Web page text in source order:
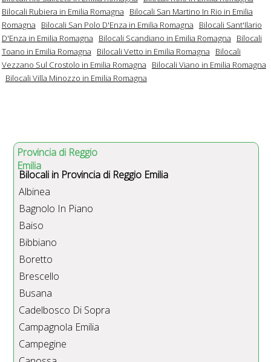
Bilocali Rubiera in Emilia Romagna
Bilocali San Martino In Rio in Emilia
Romagna
Bilocali San Polo D'Enza in Emilia Romagna
Bilocali Sant'Ilario
D'Enza in Emilia Romagna
Bilocali Scandiano in Emilia Romagna
Bilocali
Toano in Emilia Romagna
Bilocali Vetto in Emilia Romagna
Bilocali
Vezzano Sul Crostolo in Emilia Romagna
Bilocali Viano in Emilia Romagna
Bilocali Villa Minozzo in Emilia Romagna
Provincia di Reggio
Emilia
Bilocali in Provincia di Reggio Emilia
Albinea
Bagnolo In Piano
Baiso
Bibbiano
Boretto
Brescello
Busana
Cadelbosco Di Sopra
Campagnola Emilia
Campegine